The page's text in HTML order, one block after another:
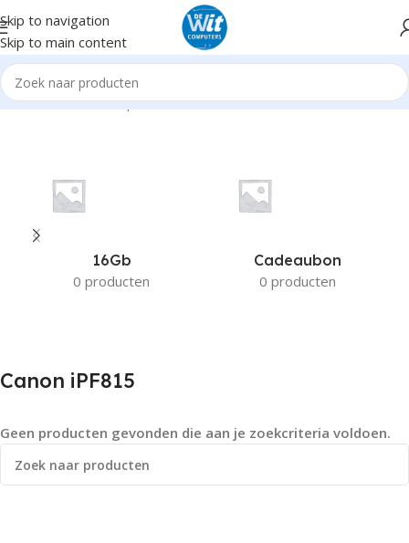
Skip to navigation
Skip to main content
Home Product Compatible Printers Canon iPF815
16Gb
0 producten
Cadeaubon
0 producten
Canon iPF815
Geen producten gevonden die aan je zoekcriteria voldoen.